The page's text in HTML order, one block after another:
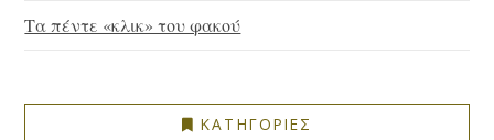
Τα πέντε «κλικ» του φακού
ΚΑΤΗΓΟΡΙΕΣ